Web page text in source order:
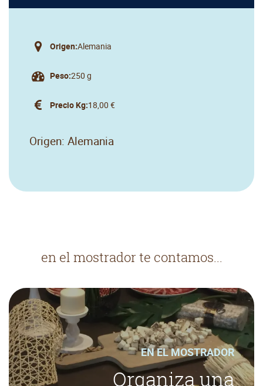
Origen:Alemania
Peso:250 g
Precio Kg:18,00 €
Origen: Alemania
en el mostrador te contamos...
EN EL MOSTRADOR
Organiza una